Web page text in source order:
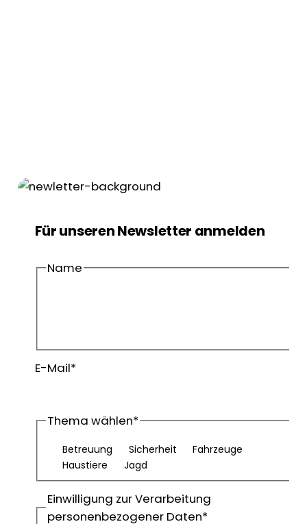
Für unseren Newsletter anmelden
Name
Nachname
E-Mail*
Thema wählen*
Betreuung Sicherheit
Fahrzeuge
Haustiere
Jagd
Einwilligung zur Verarbeitung
personenbezogener Daten*